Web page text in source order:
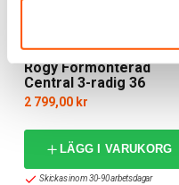
Rogy Förmonterad
Central 3-radig 36
moduler IP65
ROGY
2 799,00 kr
LÄGG I VARUKORG
Skickas inom 30-90 arbetsdagar